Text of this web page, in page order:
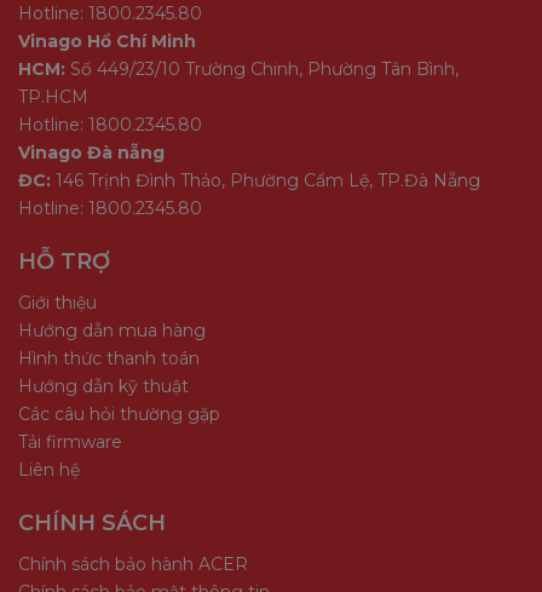
Hotline: 1800.2345.80
Vinago Hồ Chí Minh
HCM: Số 449/23/10 Trường Chinh, Phường Tân Bình,
TP.HCM
Hotline: 1800.2345.80
Vinago Đà nẵng
ĐC: 146 Trịnh Đình Thảo, Phường Cẩm Lệ, TP.Đà Nẵng
Hotline: 1800.2345.80
HỖ TRỢ
Giới thiệu
Hướng dẫn mua hàng
Hình thức thanh toán
Hướng dẫn kỹ thuật
Các câu hỏi thường gặp
Tải firmware
Liên hệ
CHÍNH SÁCH
Chính sách bảo hành ACER